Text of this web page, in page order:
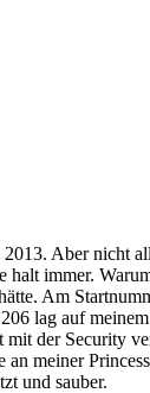
Aber nicht
halt immer.
Am
lag auf
der Security
meiner
und sauber.